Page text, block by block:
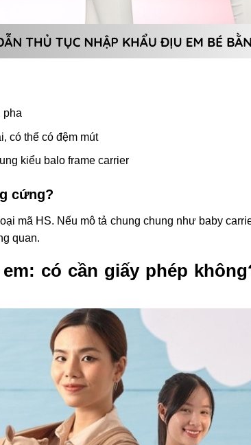
pha
có thể có đệm mút
kiểu balo frame carrier
cứng?
mã HS. Nếu mô tả chung chung như baby
quan.
có cần giấy phép